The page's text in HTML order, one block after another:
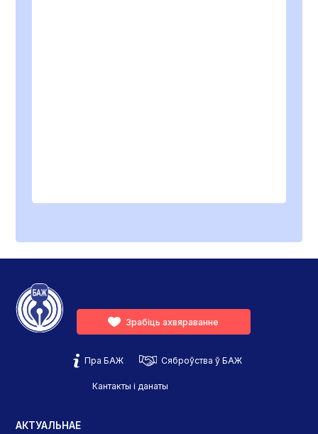
Зрабіць ахвяраванне
Пра БАЖ Сяброўства ў БАЖ
Кантакты і данаты
АКТУАЛЬНАЕ